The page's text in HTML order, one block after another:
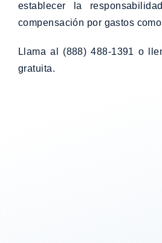
establecer la
compensación por gastos
Llama al (888) 488-1391 o
gratuita.